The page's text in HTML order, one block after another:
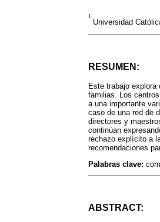
1
Universidad
RESUMEN:
Este trabajo
familias. Los
a una importante
caso de una red de
directores y
continúan
rechazo explícito a
recomendaciones
Palabras clave:
ABSTRACT: